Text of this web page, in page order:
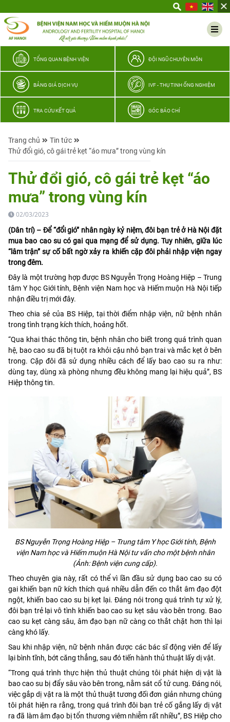
thương
TỔNG QUAN BỆNH VIỆN ĐỘI NGŨ CHUYÊN MÔN
BẢNG GIÁ DỊCH VỤ IVF - THỤ TINH ỐNG NGHIỆM
TRA CỨU KẾT QUẢ GÓC BÁO CHÍ
Trang chủ
Tin tức
Thử đổi gió, cô gái trẻ kẹt “áo mưa” trong vùng kín
Thử đổi gió, cô gái trẻ kẹt “áo
mưa” trong vùng kín
02/03/2023
(Dân trí) – Để “đổi gió” nhân ngày kỷ niệm, đôi bạn trẻ ở Hà Nội đặt
mua bao cao su có gai qua mạng để sử dụng. Tuy nhiên, giữa lúc
“lâm trận” sự cố bất ngờ xảy ra khiến cặp đôi phải nhập viện ngay
trong đêm.
Đây là một trường hợp được BS Nguyễn Trọng Hoàng Hiệp – Trung
tâm Y học Giới tính, Bệnh viện Nam học và Hiếm muộn Hà Nội tiếp
nhận điều trị mới đây.
Theo chia sẻ của BS Hiệp, tại thời điểm nhập viện, nữ bệnh nhân
trong tình trạng kích thích, hoảng hốt.
“Qua khai thác thông tin, bệnh nhân cho biết trong quá trình quan
hệ, bao cao su đã bị tuột ra khỏi cậu nhỏ bạn trai và mắc kẹt ở bên
trong. Cặp đôi đã sử dụng nhiều cách để lấy bao cao su ra như:
dùng tay, dùng xà phòng nhưng đều không mang lại hiệu quả”, BS
Hiệp thông tin.
BS Nguyễn Trọng Hoàng Hiệp – Trung tâm Y học Giới tính, Bệnh
viện Nam học và Hiếm muộn Hà Nội tư vấn cho một bệnh nhân
(Ảnh: Bệnh viện cung cấp).
Theo chuyên gia này, rất có thể vì lần đầu sử dụng bao cao su có
gai khiến bạn nữ kích thích quá nhiều dẫn đến co thắt âm đạo đột
ngột, khiến bao cao su bị kẹt lại. Đáng nói trong quá trình tự xử lý,
đôi bạn trẻ lại vô tình khiến bao cao su kẹt sâu vào bên trong. Bao
cao su kẹt càng sâu, âm đạo bạn nữ càng co thắt chặt hơn thì lại
càng khó lấy.
Sau khi nhập viện, nữ bệnh nhân được các bác sĩ động viên để lấy
lại bình tĩnh, bớt căng thẳng, sau đó tiến hành thủ thuật lấy dị vật.
“Trong quá trình thực hiện thủ thuật chúng tôi phát hiện dị vật là
bao cao su bị đẩy sâu vào bên trong, nằm sát cổ tử cung. Đáng nói,
việc gắp dị vật ra là một thủ thuật tương đối đơn giản nhưng chúng
tôi phát hiện ra rằng, trong quá trình đôi bạn trẻ cố gắng lấy dị vật
ra đã làm âm đạo bị tổn thương viêm nhiễm rất nhiều”, BS Hiệp cho